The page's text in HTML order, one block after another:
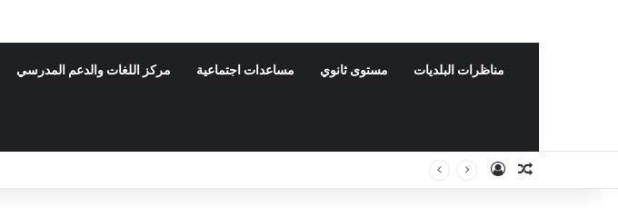
مركز اللغات والدعم المدرسي مساعدات اجتماعية مستوى ثانوي مناظرات البلديات
Connexion